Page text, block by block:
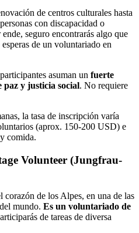
de centros culturales hasta
con discapacidad o
seguro encontrarás algo que
de un voluntariado en
asuman un fuerte
paz y justicia social. No requiere
la tasa de inscripción varía
(aprox. 150-200 USD) e
comida.
Volunteer (Jungfrau-
corazón de los Alpes, en una de las
mundo. Es un voluntariado de
de tareas de diversa